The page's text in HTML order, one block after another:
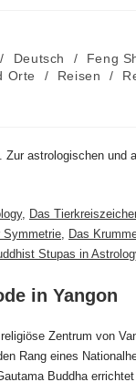
/ Deutsch / Feng
Orte / Reisen /
astrologischen
, Das
Symmetrie, Das
Stupas in
in Yangon
Zentrum von
Rang eines
Buddha errichtet